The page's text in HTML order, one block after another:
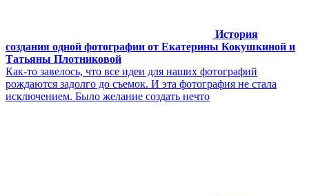
История
создания одной фотографии от Екатерины Кокушкиной и
Татьяны Плотниковой
Как-то завелось, что все идеи для наших фотографий
рождаются задолго до съемок. И эта фотография не стала
исключением. Было желание создать нечто